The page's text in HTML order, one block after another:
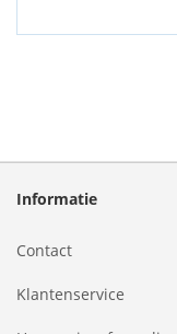
Informatie
Contact
Klantenservice